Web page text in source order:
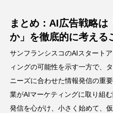
まとめ：AI広告戦略は
か」を徹底的に考える
サンフランシスコのAIスタート
ィングの可能性を示す一方で、
ニーズに合わせた情報発信の重
業がAIマーケティングに取り組
発信を心がけ、小さく始めて、